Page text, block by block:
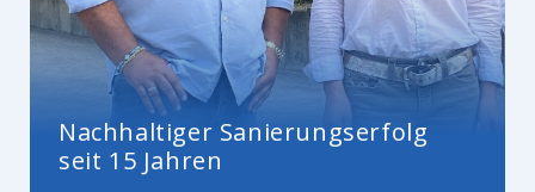
Nachhaltiger Sanierungserfolg
seit 15 Jahren